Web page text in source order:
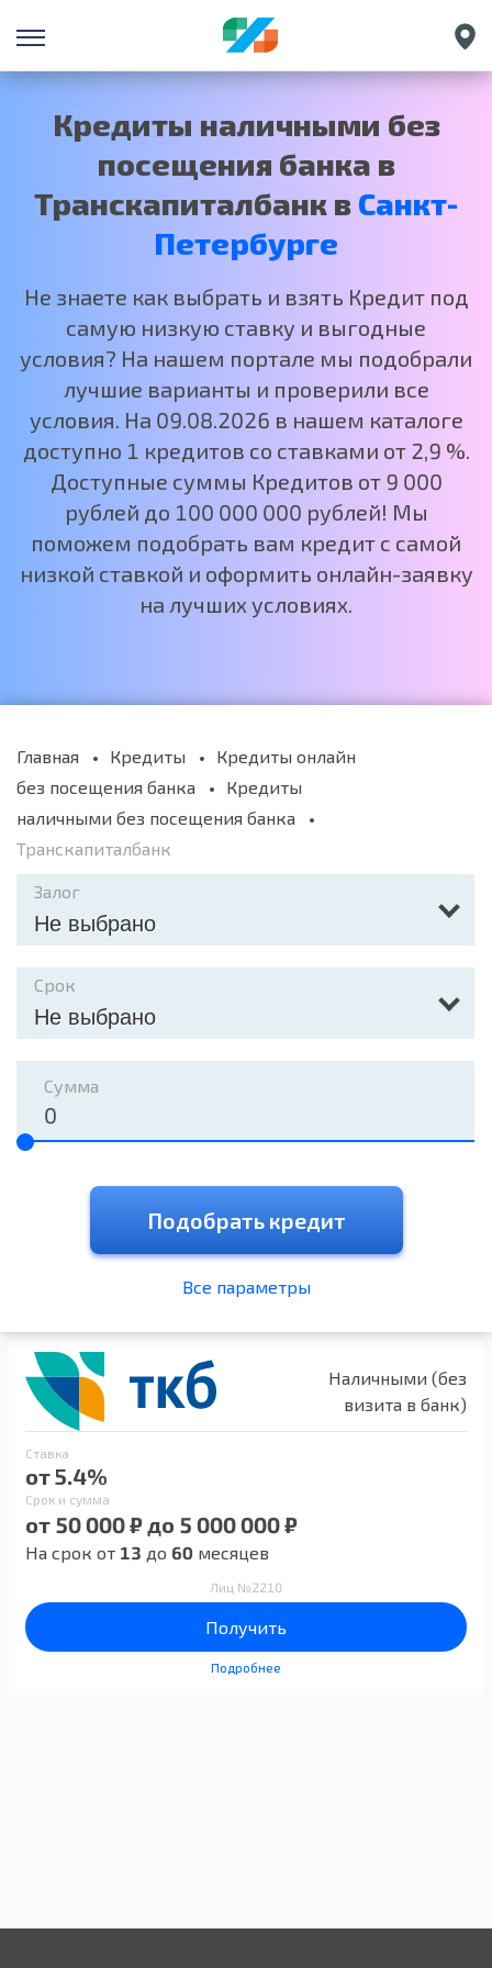
Екатеринбург
Москва
Кредиты наличными без
посещения банка в
Транскапиталбанк в Санкт-
Петербурге
Не знаете как выбрать и взять Кредит под
самую низкую ставку и выгодные
условия? На нашем портале мы подобрали
лучшие варианты и проверили все
условия. На 09.08.2026 в нашем каталоге
доступно 1 кредитов со ставками от 2,9 %.
Доступные суммы Кредитов от 9 000
рублей до 100 000 000 рублей! Мы
поможем подобрать вам кредит с самой
низкой ставкой и оформить онлайн-заявку
на лучших условиях.
Главная Кредиты
Кредиты онлайн
без посещения банка
Кредиты
наличными без посещения банка
Транскапиталбанк
Залог
Не выбрано
Срок
Не выбрано
Сумма
Подобрать кредит
Все параметры
Наличными (без
визита в банк)
Ставка
от 5.4%
Срок и сумма
от 50 000 ₽ до 5 000 000 ₽
На срок от 13 до 60 месяцев
Лиц №2210
Получить
Подробнее